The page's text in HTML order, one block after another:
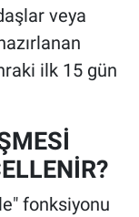
veya
ilk 15 gün
fonksiyonu